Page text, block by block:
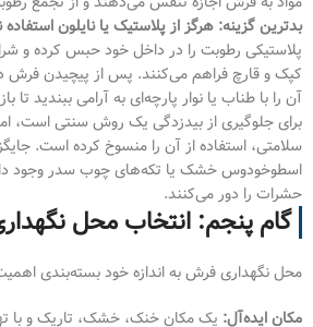
بدترین گزینه: هرگز از پلاستیک یا نایلون استفاده
پلاستیکی رطوبت را در داخل خود حبس کرده و
کپک و قارچ فراهم می‌کنند. پس از پیچیدن فرش
آن را با طناب یا نوار پارچه‌ای به آرامی ببندید تا
برای جلوگیری از بیدزدگی یک روش سنتی است،
سلامتی، استفاده از آن را منسوخ کرده است.
اسطوخودوس خشک یا تکه‌های چوب سدر وجود
حشرات را دور می‌کنند.
گام پنجم: انتخاب محل
محل نگهداری فرش به اندازه خود بسته‌بندی
مکان ایده‌آل: یک مکان خنک، خشک، تاریک و با